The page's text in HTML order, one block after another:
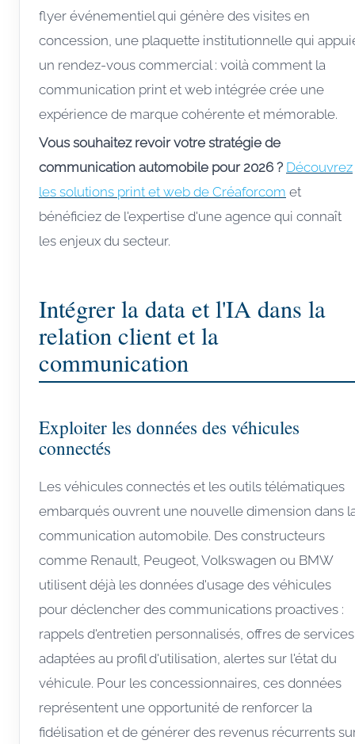
flyer événementiel qui génère des visites en
concession, une plaquette institutionnelle qui
un rendez-vous commercial : voilà comment la
communication print et web intégrée crée une
expérience de marque cohérente et mémorable.
Vous souhaitez revoir votre stratégie de
communication automobile pour 2026 ? Découvrez
les solutions print et web de Créaforcom et
bénéficiez de l'expertise d'une agence qui connaît
les enjeux du secteur.
Intégrer la data et l'IA dans la
relation client et la
communication
Exploiter les données des véhicules
connectés
Les véhicules connectés et les outils télématiques
embarqués ouvrent une nouvelle dimension dans
communication automobile. Des constructeurs
comme Renault, Peugeot, Volkswagen ou BMW
utilisent déjà les données d'usage des véhicules
pour déclencher des communications proactives :
rappels d'entretien personnalisés, offres de services
adaptées au profil d'utilisation, alertes sur l'état du
véhicule. Pour les concessionnaires, ces données
représentent une opportunité de renforcer la
fidélisation et de générer des revenus récurrents